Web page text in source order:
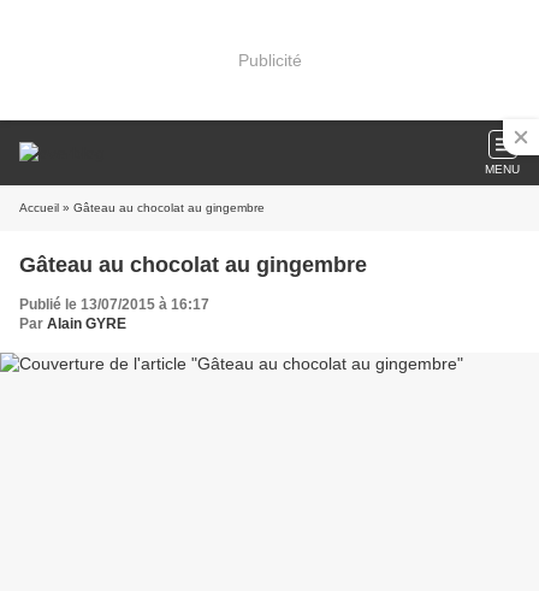
Publicité
MENU
Accueil » Gâteau au chocolat au gingembre
Gâteau au chocolat au gingembre
Publié le 13/07/2015 à 16:17
Par Alain GYRE